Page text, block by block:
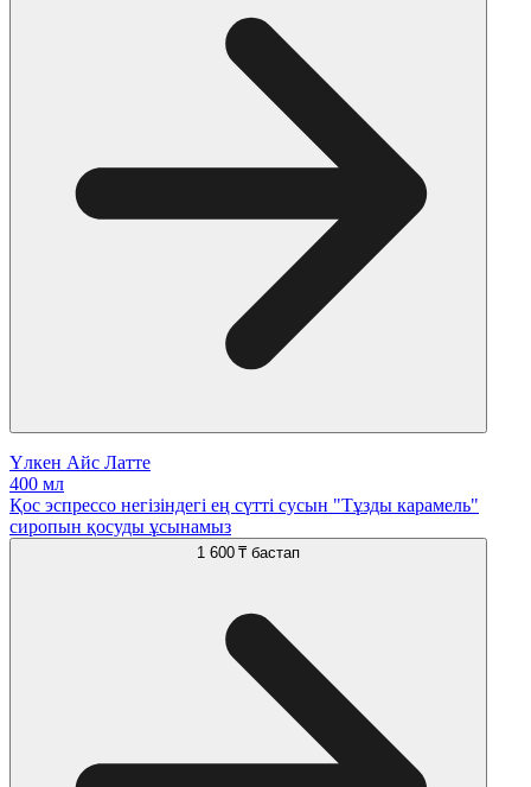
Үлкен Айс Латте
400 мл
Қос эспрессо негізіндегі ең сүтті сусын "Тұзды карамель"
сиропын қосуды ұсынамыз
1 600 ₸ бастап